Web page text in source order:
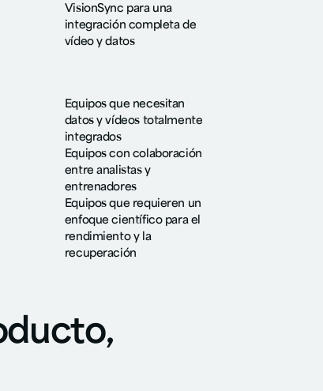
VisionSync para una
integración completa de
vídeo y datos
Equipos que necesitan
datos y vídeos totalmente
integrados
Equipos con colaboración
entre analistas y
entrenadores
Equipos que requieren un
enfoque científico para el
rendimiento y la
recuperación